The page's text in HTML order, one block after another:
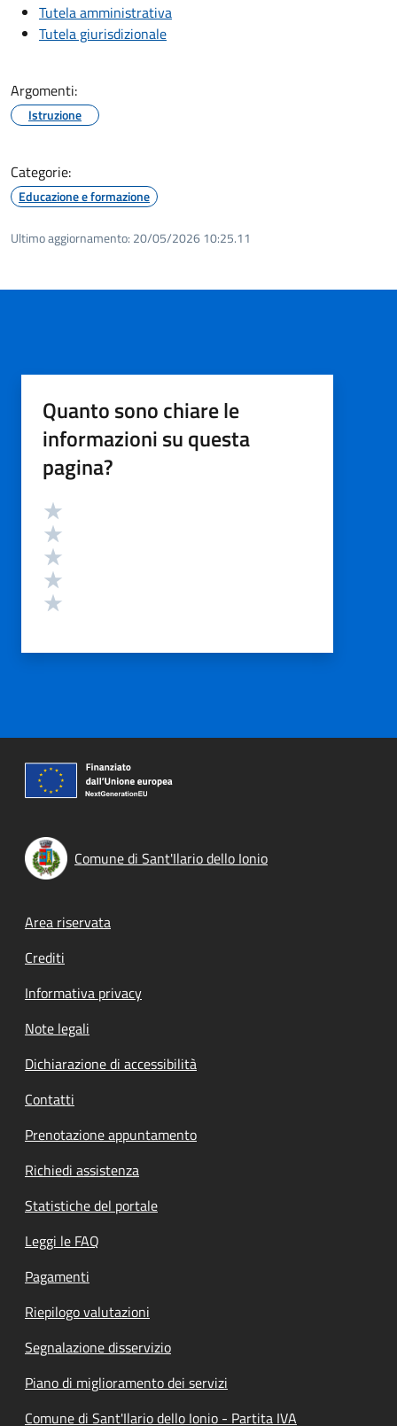
Tutela amministrativa
Tutela giurisdizionale
Argomenti:
Istruzione
Categorie:
Educazione e formazione
Ultimo aggiornamento: 20/05/2026 10:25.11
Quanto sono chiare le
informazioni su questa
pagina?
Valutazione
Comune di Sant'Ilario dello Ionio
Footer menu
Area riservata
Crediti
Informativa privacy
Note legali
Dichiarazione di accessibilità
Contatti
Prenotazione appuntamento
Richiedi assistenza
Statistiche del portale
Leggi le FAQ
Pagamenti
Riepilogo valutazioni
Segnalazione disservizio
Piano di miglioramento dei servizi
Comune di Sant'Ilario dello Ionio - Partita IVA